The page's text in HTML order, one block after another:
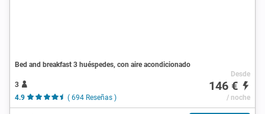
Bed and breakfast 3 huéspedes, con aire acondicionado
3
4.9
( 694 Reseñas )
Desde
146 €
/ noche